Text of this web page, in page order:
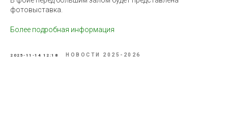
фотовыставка.
Более подробная информация
2025-11-14 12:18 НОВОСТИ 2025-2026